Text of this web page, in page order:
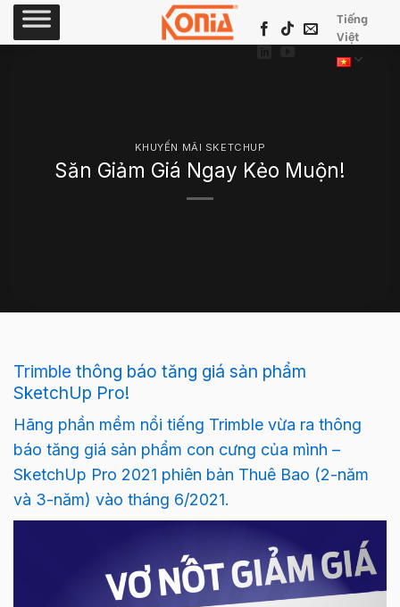
Skip
Tiếng
Việt
KHUYẾN MÃI SKETCHUP
Săn Giảm Giá Ngay Kẻo Muộn!
Trimble thông báo tăng giá sản phẩm
SketchUp Pro!
Hãng phần mềm nổi tiếng Trimble vừa ra thông
báo tăng giá sản phẩm con cưng của mình –
SketchUp Pro 2021 phiên bản Thuê Bao (2-năm
và 3-năm) vào tháng 6/2021.